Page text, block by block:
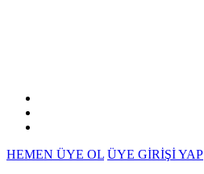
HEMEN ÜYE OL ÜYE GİRİŞİ YAP